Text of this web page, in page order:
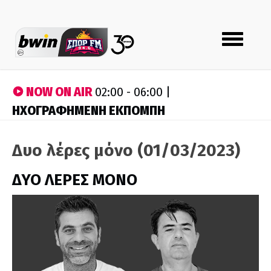
Toggle
navigation
NOW ON AIR02:00 - 06:00 |
ΗΧΟΓΡΑΦΗΜΕΝΗ ΕΚΠΟΜΠΗ
Δυο λέρες μόνο (01/03/2023)
ΔΥΟ ΛΕΡΕΣ ΜΟΝΟ